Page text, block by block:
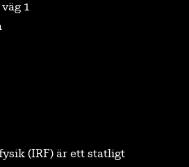
1
(IRF) är ett statligt